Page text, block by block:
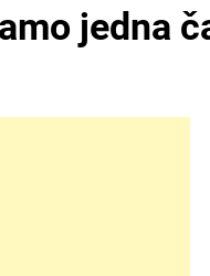
jedna